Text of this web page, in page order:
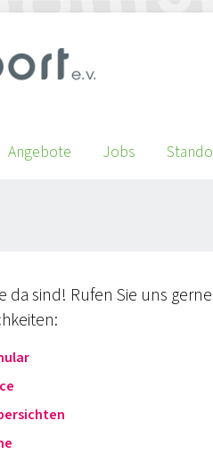
Angebote Jobs
da sind! Rufen Sie uns